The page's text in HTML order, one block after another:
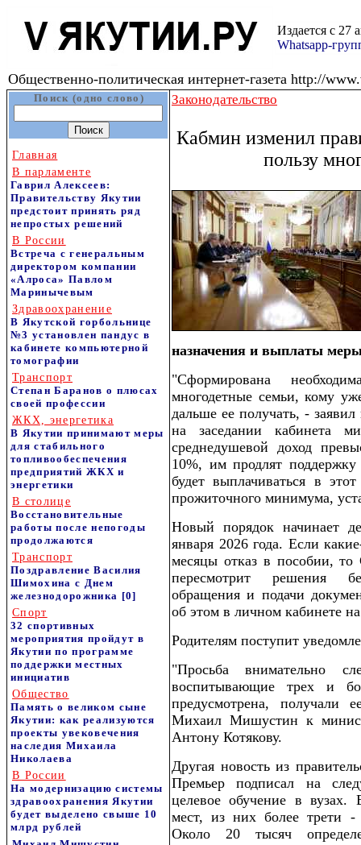
Издается с 27
Whatsapp-
Общественно-политическая интернет-газета http://
Поиск (одно слово)
Главная
В парламенте
Гаврил Алексеев:
Правительству Якутии
предстоит принять ряд
непростых решений
В России
Встреча с генеральным
директором компании
«Алроса» Павлом
Маринычевым
Здравоохранение
В Якутской горбольнице
№3 установлен пандус в
кабинете компьютерной
томографии
Транспорт
Степан Баранов о плюсах
своей профессии
ЖКХ, энергетика
В Якутии принимают меры
для стабильного
топливообеспечения
предприятий ЖКХ и
энергетики
В столице
Восстановительные
работы после непогоды
продолжаются
Транспорт
Поздравление Василия
Шимохина с Днем
железнодорожника [0]
Спорт
32 спортивных
мероприятия пройдут в
Якутии по программе
поддержки местных
инициатив
Общество
Память о великом сыне
Якутии: как реализуются
проекты увековечения
наследия Михаила
Николаева
В России
На модернизацию системы
здравоохранения Якутии
будет выделено свыше 10
млрд рублей
Законодательство
Кабмин изменил
пользу
назначения и выплаты
"Сформирована
многодетные семьи, кому
дальше ее получать, - заявил
на заседании кабинета
среднедушевой доход
10%, им продлят
будет выплачиваться в
прожиточного минимума,
Новый порядок начинает
января 2026 года. Если
месяцы отказ в пособии,
пересмотрит решения
обращения и подачи
об этом в личном кабинете на
Родителям поступит
"Просьба внимательно
воспитывающие трех и
предусмотрена, получали
Михаил Мишустин к
Антону Котякову.
Другая новость из
Премьер подписал на
целевое обучение в
мест, из них более трети
Около 20 тысяч